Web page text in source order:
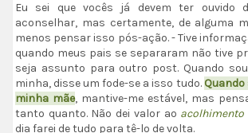
Eu sei que vocês já devem ter ouvido
aconselhar, mas certamente, de alguma
menos pensar isso pós-ação. - Tive
quando meus pais se separaram não tive
seja assunto para outro post. Quando
minha, disse um fode-se a isso tudo. Quando
minha mãe, mantive-me estável, mas
tanto quanto. Não dei valor ao acolhimento
dia farei de tudo para tê-lo de volta.